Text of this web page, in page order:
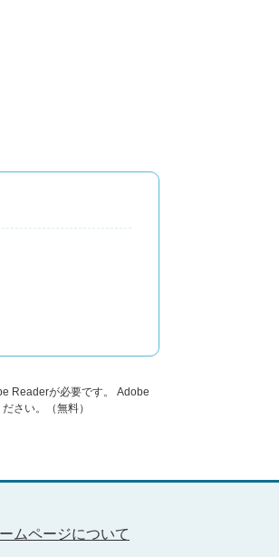
Readerが必要です。
Adobe
さい。（無料）
ムページについて